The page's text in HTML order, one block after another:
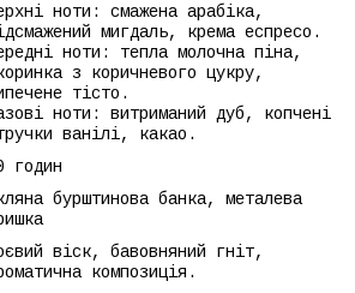
ноти: смажена арабіка,
мигдаль, крема еспресо.
ноти: тепла молочна піна,
з коричневого цукру,
тісто.
ноти: витриманий дуб, копчені
ванілі, какао.
годин
бурштинова банка, металева
віск, бавовняний гніт,
композиція.